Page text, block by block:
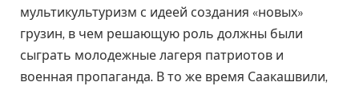
мультикультуризм с идеей создания «новых»
грузин, в чем решающую роль должны были
сыграть молодежные лагеря патриотов и
военная пропаганда. В то же время Саакашвили,